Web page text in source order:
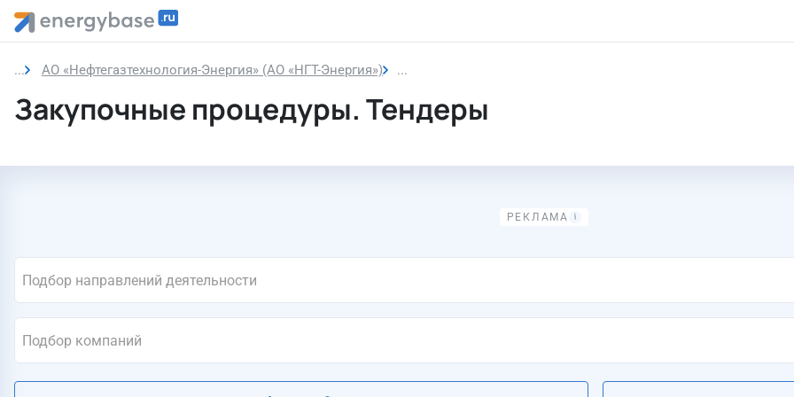
АО «Нефтегазтехнология-Энергия» (АО «НГТ-Энергия») Закупки компании
Закупочные процедуры. Тендеры
Подбор направлений деятельности
Подбор компаний